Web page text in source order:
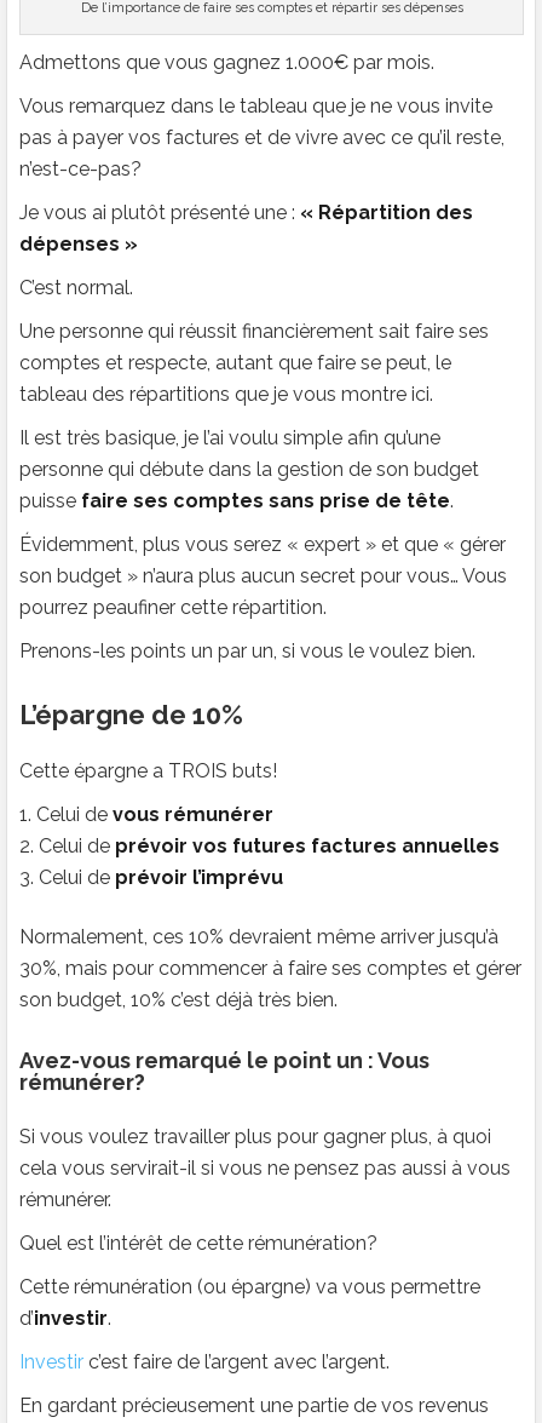
De l’importance de faire ses comptes et répartir ses dépenses
Admettons que vous gagnez 1.000€ par mois.
Vous remarquez dans le tableau que je ne vous invite
pas à payer vos factures et de vivre avec ce qu’il reste,
n’est-ce-pas?
Je vous ai plutôt présenté une : « Répartition des
dépenses »
C’est normal.
Une personne qui réussit financièrement sait faire ses
comptes et respecte, autant que faire se peut, le
tableau des répartitions que je vous montre ici.
Il est très basique, je l’ai voulu simple afin qu’une
personne qui débute dans la gestion de son budget
puisse faire ses comptes sans prise de tête.
Évidemment, plus vous serez « expert » et que « gérer
son budget » n’aura plus aucun secret pour vous… Vous
pourrez peaufiner cette répartition.
Prenons-les points un par un, si vous le voulez bien.
L’épargne de 10%
Cette épargne a TROIS buts!
Celui de vous rémunérer
Celui de prévoir vos futures factures annuelles
Celui de prévoir l’imprévu
Normalement, ces 10% devraient même arriver jusqu’à
30%, mais pour commencer à faire ses comptes et gérer
son budget, 10% c’est déjà très bien.
Avez-vous remarqué le point un : Vous
rémunérer?
Si vous voulez travailler plus pour gagner plus, à quoi
cela vous servirait-il si vous ne pensez pas aussi à vous
rémunérer.
Quel est l’intérêt de cette rémunération?
Cette rémunération (ou épargne) va vous permettre
d’investir.
Investir c’est faire de l’argent avec l’argent.
En gardant précieusement une partie de vos revenus